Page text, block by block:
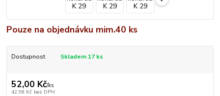
Pouze na objednávku mim.40 ks
Dostupnost Skladem 17 ks
52,00 Kč/ks
42,98 Kč bez DPH